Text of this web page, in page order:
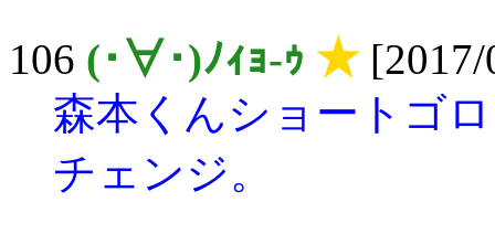
106 (･∀･)ﾉｨｮ-ｩ ★[2017/
森本くんショートゴ
チェンジ。